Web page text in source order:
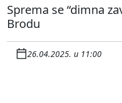
Sprema se “dimna
Brodu
26.04.2025. u 11:00